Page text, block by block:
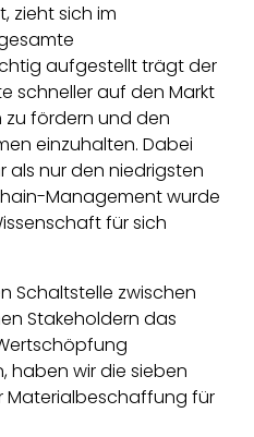
zieht sich im
aufgestellt trägt der
schneller auf den Markt
zu fördern und den
einzuhalten. Dabei
als nur den niedrigsten
Management wurde
für sich
Schaltstelle zwischen
Stakeholdern das
haben wir die sieben
Materialbeschaffung für